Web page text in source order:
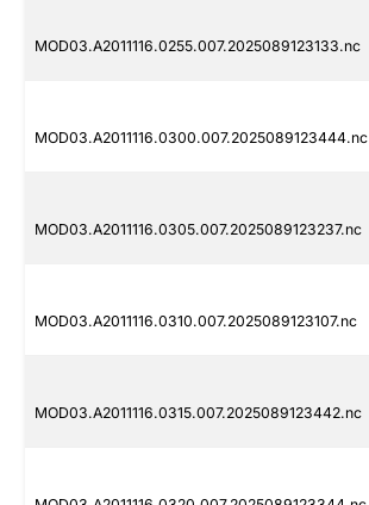
MOD03.A2011116.0255.007.2025089123133.nc
MOD03.A2011116.0300.007.2025089123444.nc
MOD03.A2011116.0305.007.2025089123237.nc
MOD03.A2011116.0310.007.2025089123107.nc
MOD03.A2011116.0315.007.2025089123442.nc